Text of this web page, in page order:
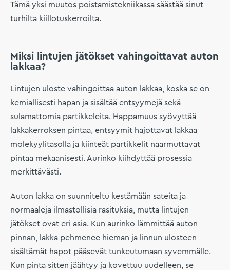
Tämä yksi muutos poistamistekniikassa säästää sinut
turhilta kiillotuskerroilta.
Miksi lintujen jätökset vahingoittavat auton
lakkaa?
Lintujen uloste vahingoittaa auton lakkaa, koska se on
kemiallisesti hapan ja sisältää entsyymejä sekä
sulamattomia partikkeleita. Happamuus syövyttää
lakkakerroksen pintaa, entsyymit hajottavat lakkaa
molekyylitasolla ja kiinteät partikkelit naarmuttavat
pintaa mekaanisesti. Aurinko kiihdyttää prosessia
merkittävästi.
Auton lakka on suunniteltu kestämään sateita ja
normaaleja ilmastollisia rasituksia, mutta lintujen
jätökset ovat eri asia. Kun aurinko lämmittää auton
pinnan, lakka pehmenee hieman ja linnun ulosteen
sisältämät hapot pääsevät tunkeutumaan syvemmälle.
Kun pinta sitten jäähtyy ja kovettuu uudelleen, se